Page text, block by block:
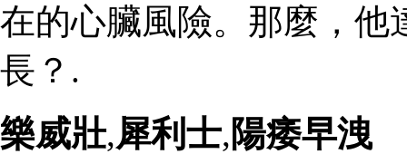
在的心臟風險。那麼，他
長？.
樂威壯,犀利士, 陽痿早洩